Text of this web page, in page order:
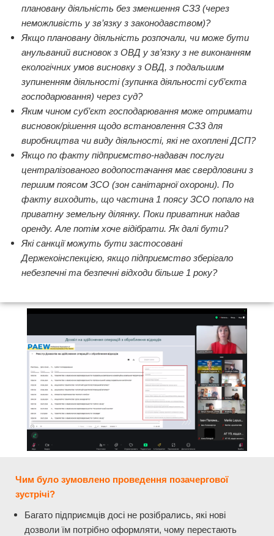
плановану діяльність без зменшення СЗЗ (через
неможливість у зв’язку з законодавством)?
Якщо плановану діяльність розпочали, чи може бути
анульваний висновок з ОВД у зв’язку з не виконанням
екологічних умов висновку з ОВД, з подальшим
зупиненням діяльності (зупинка діяльності суб’єкта
господарювання) через суд?
Яким чином суб’єкт господарювання може отримати
висновок/рішення щодо встановлення СЗЗ для
виробництва чи виду діяльності, які не охоплені ДСП?
Якщо по факту підприємство-надавач послуги
централізованого водопостачання має свердловини з
першим поясом ЗСО (зон санітарної охорони). По
факту виходить, що частина 1 поясу ЗСО попало на
приватну земельну ділянку. Поки приватник надав
оренду. Але потім хоче відібрати. Як далі бути?
Які санкції можуть бути застосовані
Держекоінспекцією, якщо підприємство зберігало
небезпечні та безпечні відходи більше 1 року?
Чим було зумовлено проведення позачергової
зустрічі?
Багато підприємців досі не розібрались, які нові
дозволи їм потрібно оформляти, чому перестають